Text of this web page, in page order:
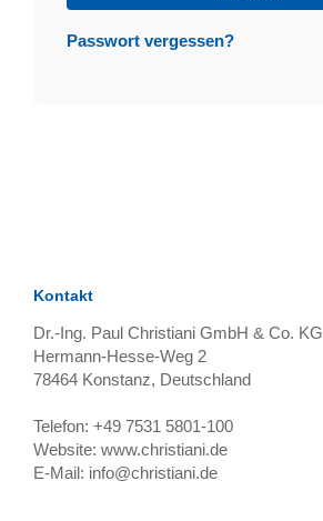
Passwort vergessen?
Kontakt
Dr.-Ing. Paul Christiani GmbH & Co. KG
Hermann-Hesse-Weg 2
78464 Konstanz, Deutschland
Telefon: +49 7531 5801-100
Website: www.christiani.de
E-Mail: info@christiani.de